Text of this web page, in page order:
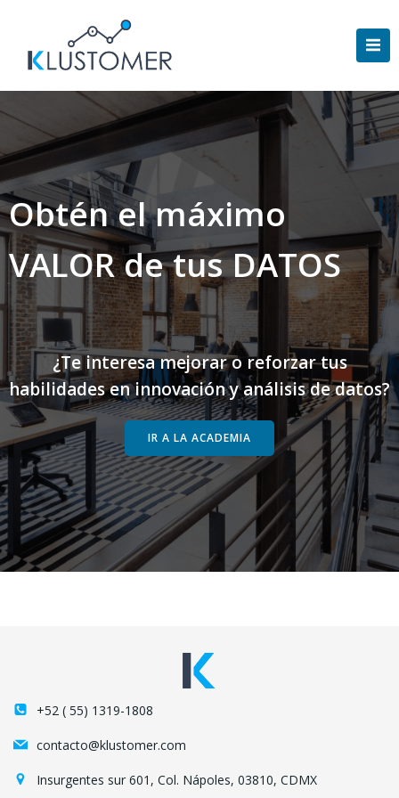
Obtén el máximo
VALOR de tus DATOS
¿Te interesa mejorar o reforzar tus
habilidades en innovación y análisis de datos?
IR A LA ACADEMIA
+52 ( 55) 1319-1808
contacto@klustomer.com
Insurgentes sur 601, Col. Nápoles, 03810, CDMX